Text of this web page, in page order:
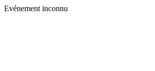
Evénement inconnu